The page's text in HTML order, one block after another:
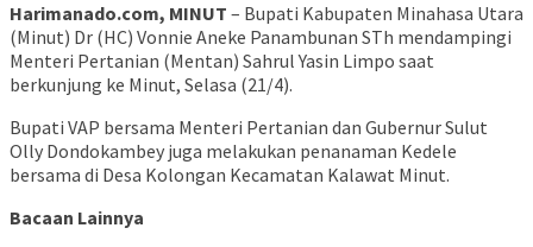
Harimanado.com, MINUT – Bupati Kabupaten Minahasa Utara
(Minut) Dr (HC) Vonnie Aneke Panambunan STh mendampingi
Menteri Pertanian (Mentan) Sahrul Yasin Limpo saat
berkunjung ke Minut, Selasa (21/4).
Bupati VAP bersama Menteri Pertanian dan Gubernur Sulut
Olly Dondokambey juga melakukan penanaman Kedele
bersama di Desa Kolongan Kecamatan Kalawat Minut.
Bacaan Lainnya